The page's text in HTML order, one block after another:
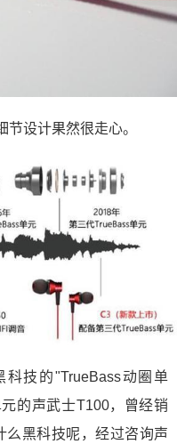
设计果然很走心。
技的"TrueBass动圈单
的声武士T100，曾经销
么黑科技呢，经过咨询声